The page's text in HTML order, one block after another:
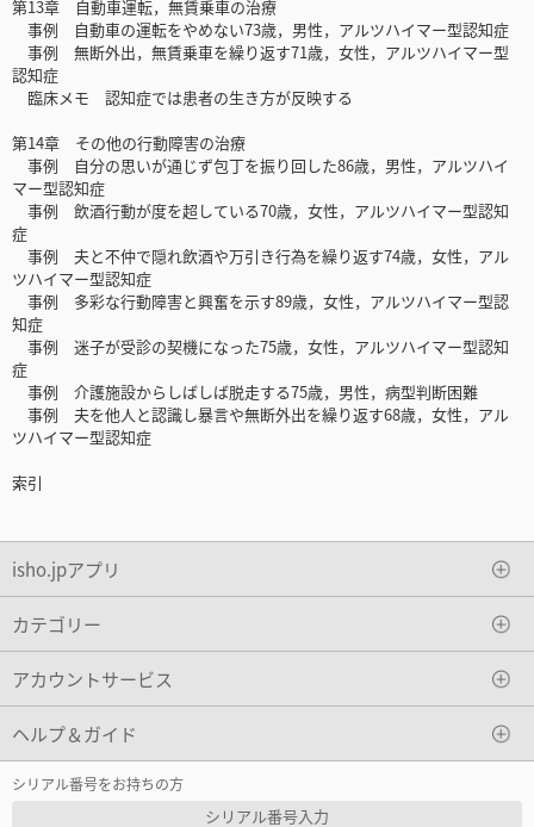
第13章 自動車運転，無賃乗車の治療
事例 自動車の運転をやめない73歳，男性，アルツハイマー型認知症
事例 無断外出，無賃乗車を繰り返す71歳，女性，アルツハイマー型
認知症
臨床メモ 認知症では患者の生き方が反映する
第14章 その他の行動障害の治療
事例 自分の思いが通じず包丁を振り回した86歳，男性，アルツハイ
マー型認知症
事例 飲酒行動が度を超している70歳，女性，アルツハイマー型認知
症
事例 夫と不仲で隠れ飲酒や万引き行為を繰り返す74歳，女性，アル
ツハイマー型認知症
事例 多彩な行動障害と興奮を示す89歳，女性，アルツハイマー型認
知症
事例 迷子が受診の契機になった75歳，女性，アルツハイマー型認知
症
事例 介護施設からしばしば脱走する75歳，男性，病型判断困難
事例 夫を他人と認識し暴言や無断外出を繰り返す68歳，女性，アル
ツハイマー型認知症
索引
isho.jpアプリ
カテゴリー
アカウントサービス
ヘルプ＆ガイド
シリアル番号をお持ちの方
シリアル番号入力